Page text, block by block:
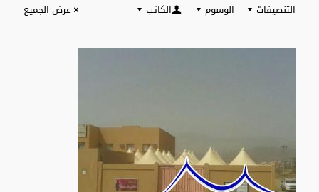
التنصيفات الوسوم الكاتب عرض الجميع